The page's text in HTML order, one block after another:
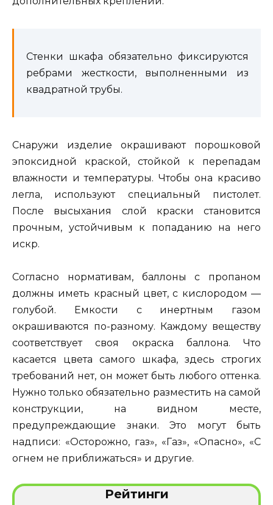
Стенки шкафа обязательно фиксируются
ребрами жесткости, выполненными из
квадратной трубы.
Снаружи изделие окрашивают порошковой
эпоксидной краской, стойкой к перепадам
влажности и температуры. Чтобы она красиво
легла, используют специальный пистолет.
После высыхания слой краски становится
прочным, устойчивым к попаданию на него
искр.
Согласно нормативам, баллоны с пропаном
должны иметь красный цвет, с кислородом —
голубой. Емкости с инертным газом
окрашиваются по-разному. Каждому веществу
соответствует своя окраска баллона. Что
касается цвета самого шкафа, здесь строгих
требований нет, он может быть любого оттенка.
Нужно только обязательно разместить на самой
конструкции, на видном месте,
предупреждающие знаки. Это могут быть
надписи: «Осторожно, газ», «Газ», «Опасно», «С
огнем не приближаться» и другие.
Рейтинги